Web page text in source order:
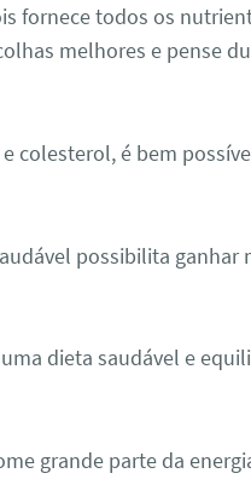
fornece todos os
melhores e pense
colesterol, é bem
possibilita ganhar
dieta saudável e
grande parte da